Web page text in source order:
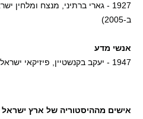
1927 - גארי ברתיני, מנצח
ב-2005)
אנשי מדע
1947 - יעקב בקנשטיין, פיזיקאי ישראלי, חתן פרס ישראל
אישים מההיסטוריה של ארץ ישראל